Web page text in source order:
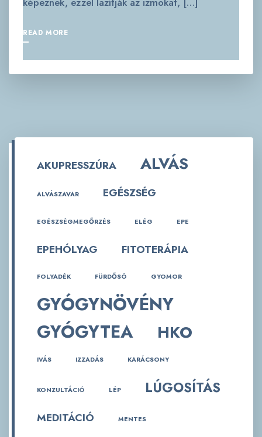
READ MORE
AKUPRESSZÚRA ALVÁS
ALVÁSZAVAR EGÉSZSÉG
EGÉSZSÉGMEGŐRZÉS ELÉG EPE
EPEHÓLYAG FITOTERÁPIA
FOLYADÉK FÜRDŐSÓ GYOMOR
GYÓGYNÖVÉNY
GYÓGYTEA
HKO
IVÁS IZZADÁS KARÁCSONY
KONZULTÁCIÓ LÉP LÚGOSÍTÁS
MEDITÁCIÓ MENTES